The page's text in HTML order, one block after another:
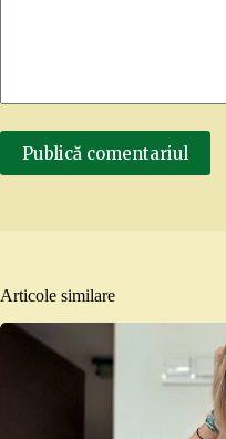
Publică comentariul
Articole similare